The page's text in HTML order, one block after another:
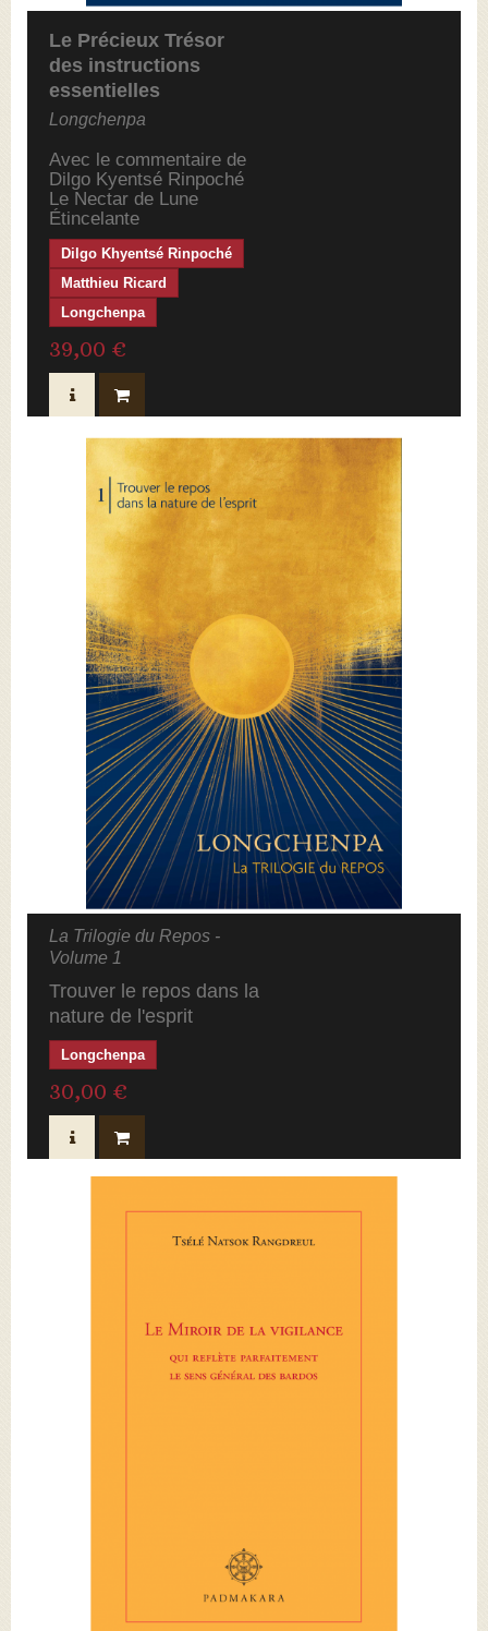
Le Précieux Trésor
des instructions
essentielles
Longchenpa
Avec le commentaire de
Dilgo Kyentsé Rinpoché
Le Nectar de Lune
Étincelante
Dilgo Khyentsé Rinpoché
Matthieu Ricard
Longchenpa
39,00 €
La Trilogie du Repos -
Volume 1
Trouver le repos dans la
nature de l'esprit
Longchenpa
30,00 €